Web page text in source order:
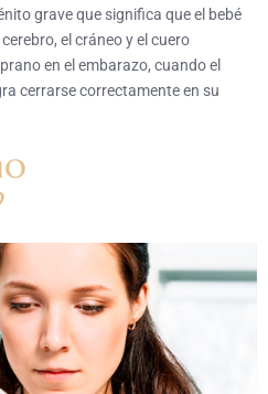
grave que significa que el bebé
el cráneo y el cuero
en el embarazo, cuando el
cerrarse correctamente en su